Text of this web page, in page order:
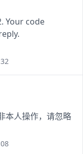
Your code
本人操作，请忽略